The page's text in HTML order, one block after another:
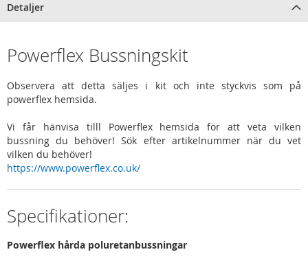
Detaljer
Powerflex Bussningskit
Observera att detta säljes i kit och inte styckvis som på
powerflex hemsida.
Vi får hänvisa tilll Powerflex hemsida för att veta vilken
bussning du behöver! Sök efter artikelnummer när du vet
vilken du behöver!
https://www.powerflex.co.uk/
Specifikationer:
Powerflex hårda poluretanbussningar